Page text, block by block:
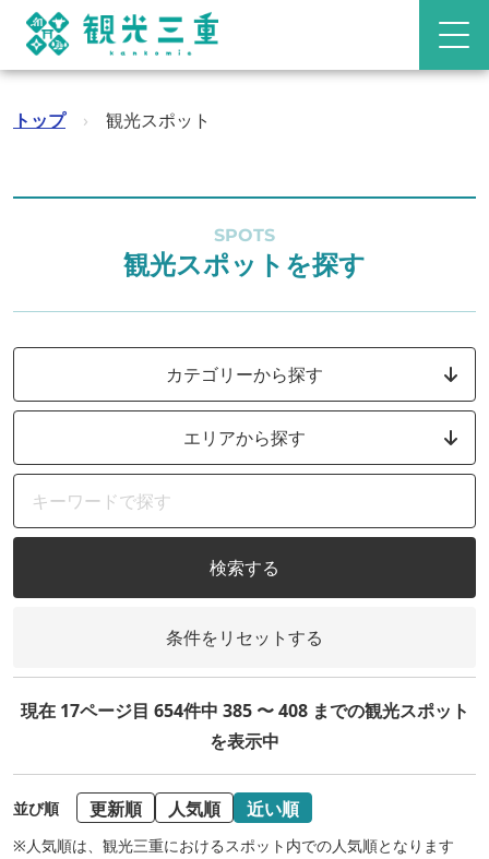
トップ › 観光スポット
SPOTS
観光スポットを探す
カテゴリーから探す
エリアから探す
検索する
条件をリセットする
現在 17ページ目 654件中 385 〜 408 までの観光スポット
を表示中
並び順 更新順 人気順 近い順
※人気順は、観光三重におけるスポット内での人気順となります